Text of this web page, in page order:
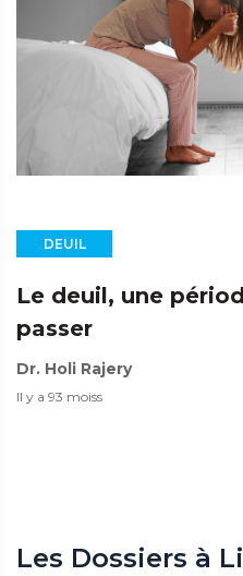
DEUIL
Le deuil, une
passer
Dr. Holi Rajery
Il y a 93 moiss
Les Dossiers à